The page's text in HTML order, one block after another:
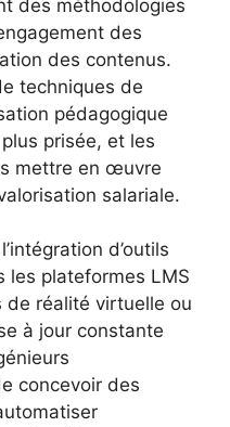
des méthodologies
des
des contenus.
techniques de
pédagogique
prisée, et les
mettre en œuvre
salariale.
d’outils
les plateformes LMS
de réalité virtuelle ou
à jour constante
concevoir des